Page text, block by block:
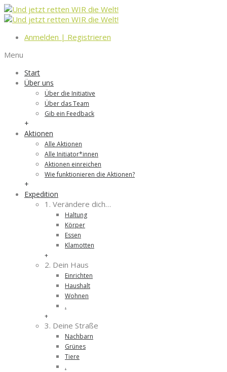
Anmelden | Registrieren
Menu
Start
Über uns
Über die Initiative
Über das Team
Gib ein Feedback
+
Aktionen
Alle Aktionen
Alle Initiator*innen
Aktionen einreichen
Wie funktionieren die Aktionen?
+
Expedition
1. Verändere dich…
Haltung
Körper
Essen
Klamotten
+
2. Dein Haus
Einrichten
Haushalt
Wohnen
.
+
3. Deine Straße
Nachbarn
Grünes
Tiere
.